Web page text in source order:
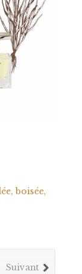
boisée,
Suivant